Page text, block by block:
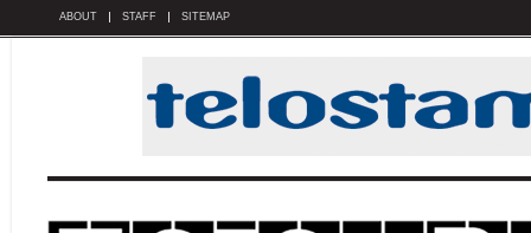
ABOUT STAFF SITEMAP